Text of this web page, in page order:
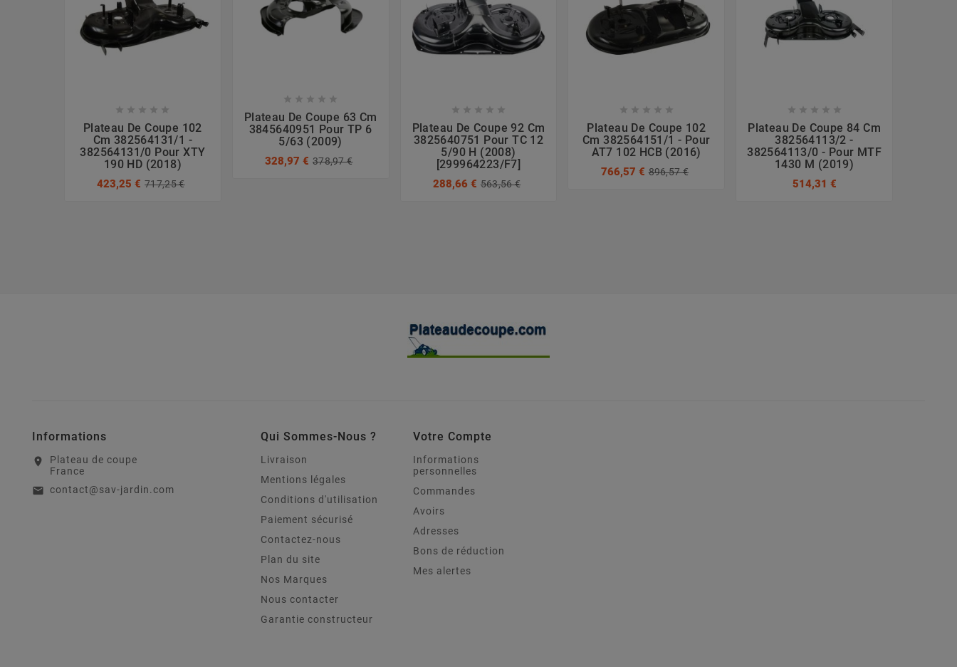
    
Plateau De Coupe 102
Cm 382564131/1 -
382564131/0 Pour XTY
190 HD (2018)
423,25 € 717,25 €
    
Plateau De Coupe 63 Cm
3845640951 Pour TP 6
5/63 (2009)
328,97 € 378,97 €
    
Plateau De Coupe 92 Cm
3825640751 Pour TC 12
5/90 H (2008)
[299964223/F7]
288,66 € 563,56 €
    
Plateau De Coupe 102
Cm 382564151/1 - Pour
AT7 102 HCB (2016)
766,57 € 896,57 €
    
Plateau De Coupe 84 Cm
382564113/2 -
382564113/0 - Pour MTF
1430 M (2019)
514,31 €
Informations
location_on
Plateau de coupe
France
email contact@sav-jardin.com
Qui Sommes-Nous ?
Livraison
Mentions légales
Conditions d'utilisation
Paiement sécurisé
Contactez-nous
Plan du site
Nos Marques
Nous contacter
Garantie constructeur
Votre Compte
Informations
personnelles
Commandes
Avoirs
Adresses
Bons de réduction
Mes alertes